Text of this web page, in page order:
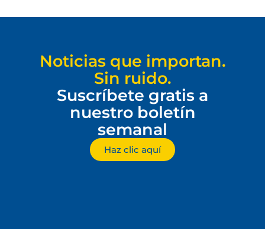
Noticias que importan.
Sin ruido.
Suscríbete gratis a
nuestro boletín
semanal
Haz clic aquí